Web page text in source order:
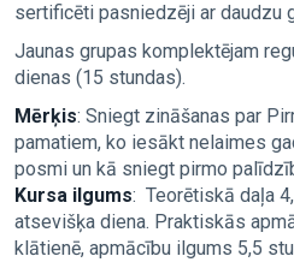
sertificēti pasniedzēji ar daudzu
Jaunas grupas komplektējam
dienas (15 stundas).
Mērķis: Sniegt zināšanas par
pamatiem, ko iesākt nelaimes
posmi un kā sniegt pirmo
Kursa ilgums: Teorētiskā daļa
atsevišķa diena. Praktiskās
klātienē, apmācību ilgums 5,5